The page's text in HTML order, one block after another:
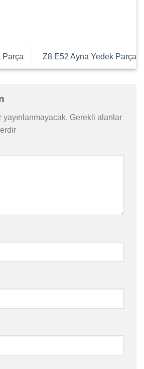
Parça Z8 E52 Ayna Yedek Parça
yayınlanmayacak. Gerekli alanlar